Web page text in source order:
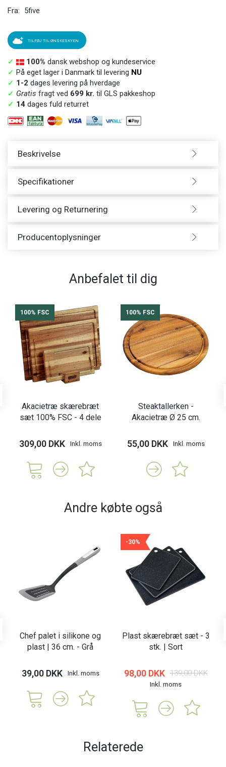
Fra: 5five
TILFØJ TIL ØNSKESKYEN
✓ 100% dansk webshop og kundeservice
✓ På eget lager i Danmark til levering NU
✓ 1-2 dages levering på hverdage
✓ Gratis fragt ved 699 kr. til GLS pakkeshop
✓ 14 dages fuld returret
Beskrivelse
Specifikationer
Levering og Returnering
Producentoplysninger
Anbefalet til dig
100% FSC
Akacietræ skærebræt
sæt 100% FSC - 4 dele
309,00 DKK Inkl. moms
100% FSC
Steaktallerken -
Akacietræ Ø 25 cm.
55,00 DKK Inkl. moms
Andre købte også
Chef palet i silikone og
plast | 36 cm. - Grå
39,00 DKK Inkl. moms
-30%
Plast skærebræt sæt - 3
stk. | Sort
98,00 DKK 139,00 DKK
Inkl. moms
Relaterede